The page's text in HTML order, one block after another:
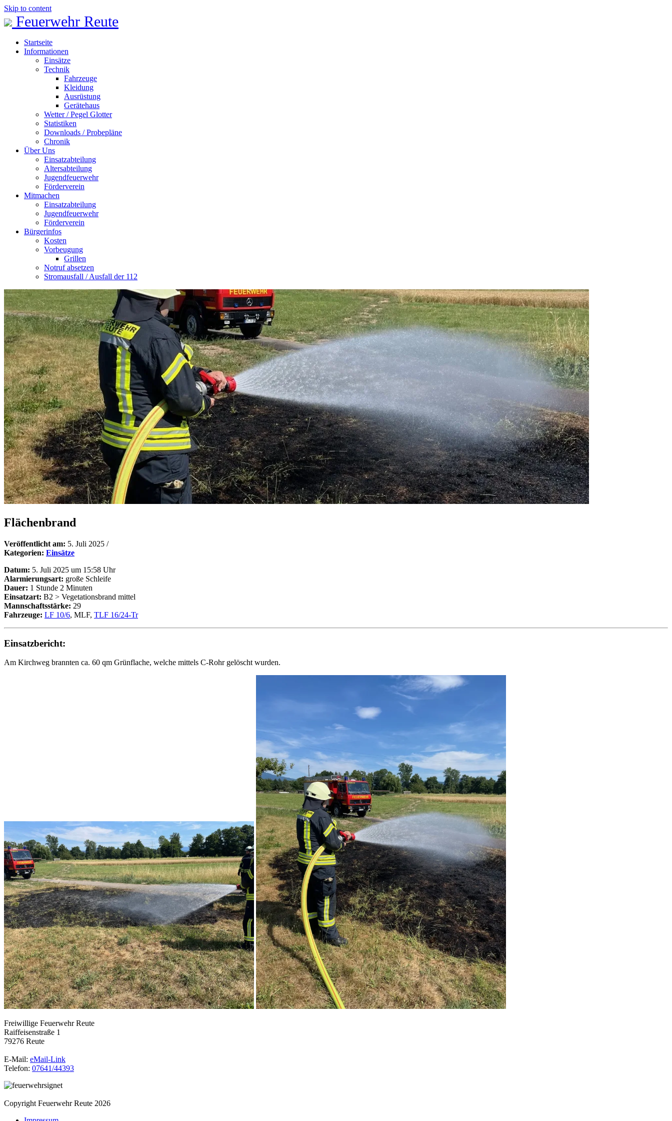
Skip to content
Feuerwehr Reute
Startseite
Informationen
Einsätze
Technik
Fahrzeuge
Kleidung
Ausrüstung
Gerätehaus
Wetter / Pegel Glotter
Statistiken
Downloads / Probepläne
Chronik
Über Uns
Einsatzabteilung
Altersabteilung
Jugendfeuerwehr
Förderverein
Mitmachen
Einsatzabteilung
Jugendfeuerwehr
Förderverein
Bürgerinfos
Kosten
Vorbeugung
Grillen
Notruf absetzen
Stromausfall / Ausfall der 112
Flächenbrand
Veröffentlicht am: 5. Juli 2025 /
Kategorien: Einsätze
Datum: 5. Juli 2025 um 15:58 Uhr
Alarmierungsart: große Schleife
Dauer: 1 Stunde 2 Minuten
Einsatzart: B2 > Vegetationsbrand mittel
Mannschaftsstärke: 29
Fahrzeuge: LF 10/6, MLF, TLF 16/24-Tr
Einsatzbericht:
Am Kirchweg brannten ca. 60 qm Grünflache, welche mittels C-Rohr gelöscht wurden.
Freiwillige Feuerwehr Reute
Raiffeisenstraße 1
79276 Reute
E-Mail: eMail-Link
Telefon: 07641/44393
Copyright Feuerwehr Reute 2026